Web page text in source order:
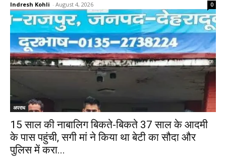
Indresh Kohli - August 4, 2026 0
अपराध
15 साल की नाबालिग बिकते-बिकते 37 साल के आदमी
के पास पहुंची, सगी मां ने किया था बेटी का सौदा और
पुलिस में करा...